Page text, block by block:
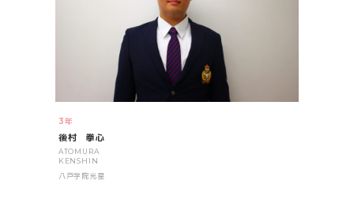
3年
後村 拳心
ATOMURA
KENSHIN
八戸学院光星